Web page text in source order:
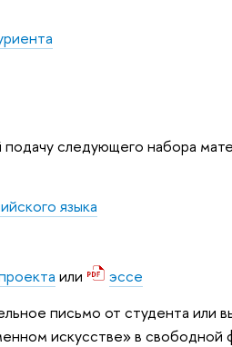
следующего набора
языка
или
эссе
письмо от студента или
искусстве» в свободной